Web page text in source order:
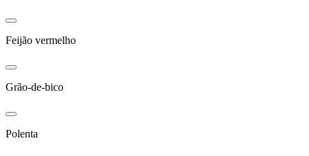
Feijão vermelho
Grão-de-bico
Polenta